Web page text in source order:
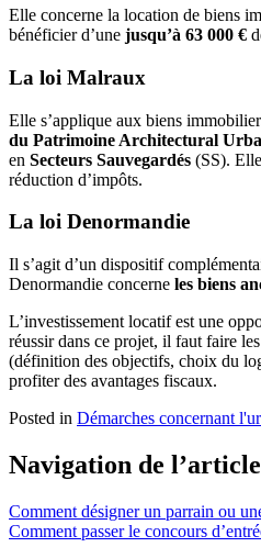
Elle concerne la location de biens
bénéficier d’une jusqu’à 63 000 €
La loi Malraux
Elle s’applique aux biens
du Patrimoine Architectural
en Secteurs Sauvegardés (SS).
réduction d’impôts.
La loi Denormandie
Il s’agit d’un dispositif
Denormandie concerne les biens
L’investissement locatif est une
réussir dans ce projet, il faut faire
(définition des objectifs, choix du
profiter des avantages fiscaux.
Posted in Démarches concernant
Navigation de l’article
Comment désigner un parrain ou
Comment passer le concours